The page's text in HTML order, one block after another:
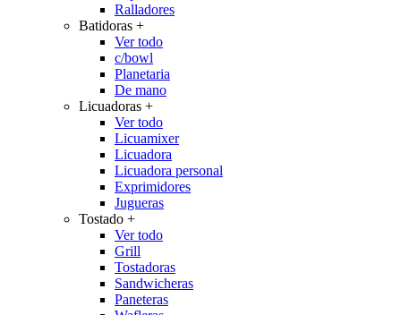
Ralladores
Batidoras +
Ver todo
c/bowl
Planetaria
De mano
Licuadoras +
Ver todo
Licuamixer
Licuadora
Licuadora personal
Exprimidores
Jugueras
Tostado +
Ver todo
Grill
Tostadoras
Sandwicheras
Paneteras